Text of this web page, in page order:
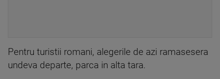
Pentru turistii romani, alegerile de azi ramasesera
undeva departe, parca in alta tara.